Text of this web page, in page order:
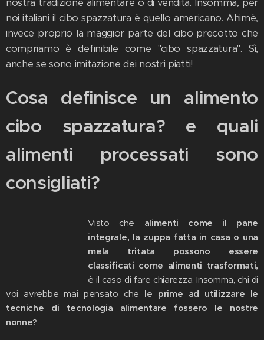
nostra tradizione alimentare o di vendita. Insomma, per
noi italiani il cibo spazzatura è quello americano. Ahimè,
invece proprio la maggior parte del cibo precotto che
compriamo è definibile come "cibo spazzatura". Sì,
anche se sono imitazione dei nostri piatti!
Cosa definisce un alimento
cibo spazzatura? e quali
alimenti processati sono
consigliati?
Visto che alimenti come il pane
integrale, la zuppa fatta in casa o una
mela tritata possono essere
classificati come alimenti trasformati,
è il caso di fare chiarezza. Insomma, chi di
voi avrebbe mai pensato che le prime ad utilizzare le
tecniche di tecnologia alimentare fossero le nostre
nonne?